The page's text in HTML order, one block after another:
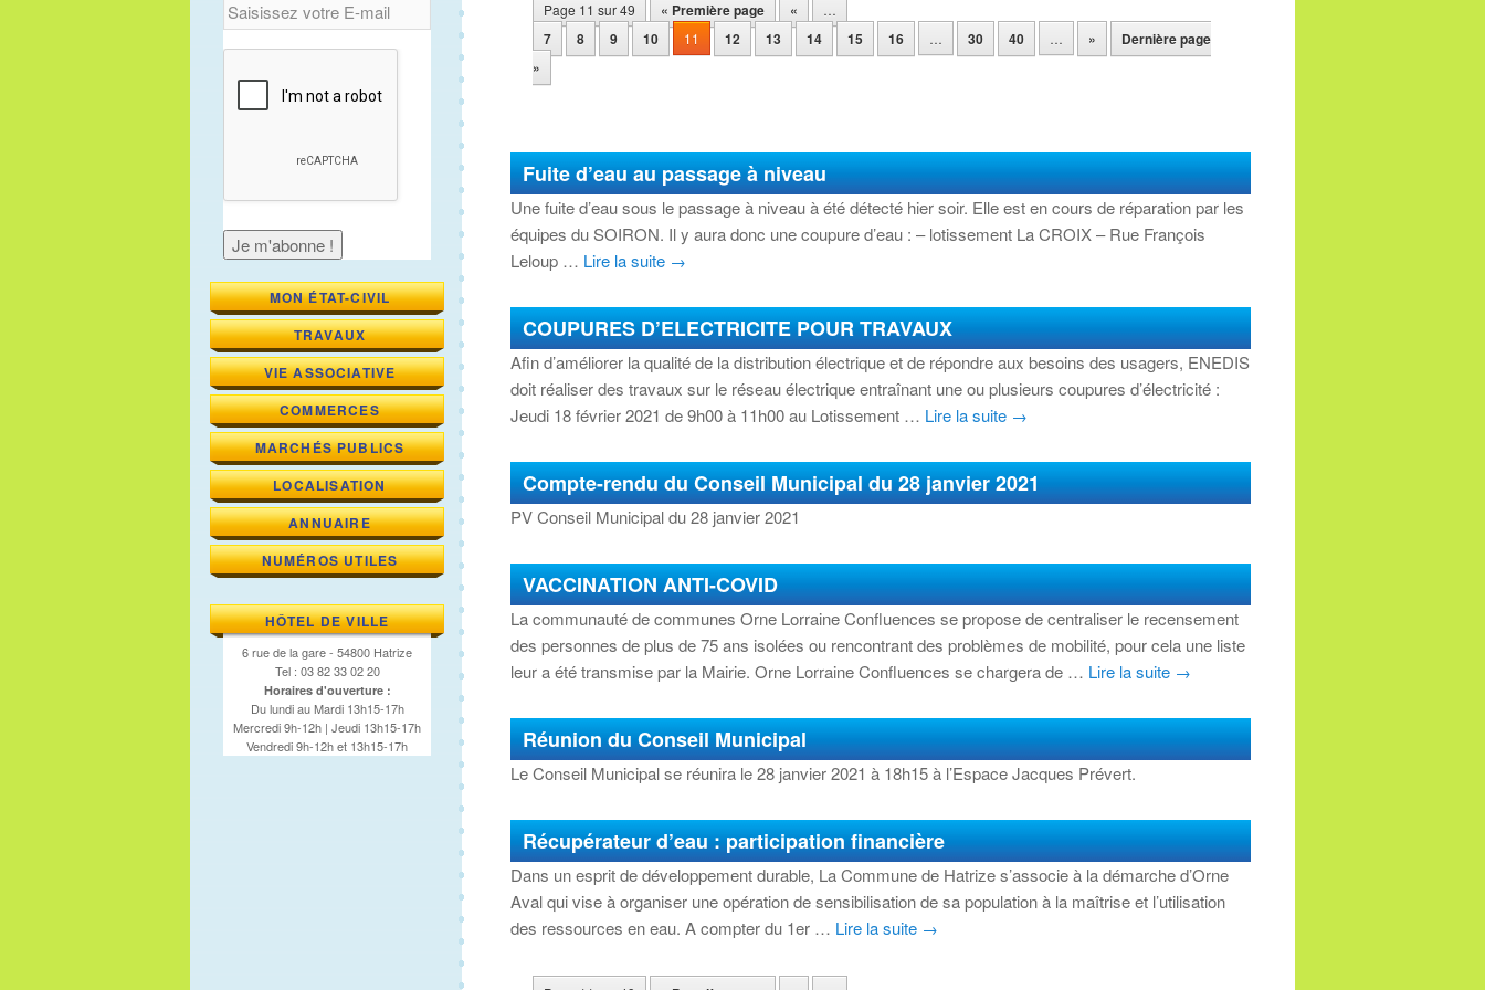
Page 11 sur 49 « Première page « …
7 8 9 10 11 12 13 14 15 16 … 30 40 … »
Dernière page
»
Fuite d’eau au passage à niveau
Une fuite d’eau sous le passage à niveau à été détecté hier soir. Elle est en cours de réparation par les
équipes du SOIRON. Il y aura donc une coupure d’eau : – lotissement La CROIX – Rue François
Leloup … Lire la suite →
COUPURES D’ELECTRICITE POUR TRAVAUX
Afin d’améliorer la qualité de la distribution électrique et de répondre aux besoins des usagers, ENEDIS
doit réaliser des travaux sur le réseau électrique entraînant une ou plusieurs coupures d’électricité :
Jeudi 18 février 2021 de 9h00 à 11h00 au Lotissement … Lire la suite →
Compte-rendu du Conseil Municipal du 28 janvier 2021
PV Conseil Municipal du 28 janvier 2021
VACCINATION ANTI-COVID
La communauté de communes Orne Lorraine Confluences se propose de centraliser le recensement
des personnes de plus de 75 ans isolées ou rencontrant des problèmes de mobilité, pour cela une liste
leur a été transmise par la Mairie. Orne Lorraine Confluences se chargera de … Lire la suite →
Réunion du Conseil Municipal
Le Conseil Municipal se réunira le 28 janvier 2021 à 18h15 à l’Espace Jacques Prévert.
Récupérateur d’eau : participation financière
Dans un esprit de développement durable, La Commune de Hatrize s’associe à la démarche d’Orne
Aval qui vise à organiser une opération de sensibilisation de sa population à la maîtrise et l’utilisation
des ressources en eau. A compter du 1er … Lire la suite →
Navigation des articles
MON ÉTAT-CIVIL
TRAVAUX
VIE ASSOCIATIVE
COMMERCES
MARCHÉS PUBLICS
LOCALISATION
ANNUAIRE
NUMÉROS UTILES
HÔTEL DE VILLE
6 rue de la gare - 54800 Hatrize
Tel : 03 82 33 02 20
Horaires d'ouverture :
Du lundi au Mardi 13h15-17h
Mercredi 9h-12h | Jeudi 13h15-17h
Vendredi 9h-12h et 13h15-17h